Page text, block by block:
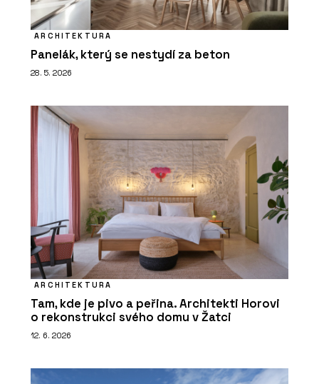
ARCHITEKTURA
Panelák, který se nestydí za beton
28. 5. 2026
ARCHITEKTURA
Tam, kde je pivo a peřina. Architekti Horovi
o rekonstrukci svého domu v Žatci
12. 6. 2026